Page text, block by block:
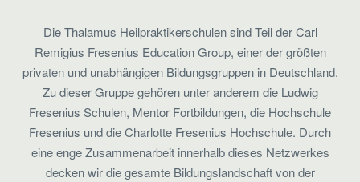
Die Thalamus Heilpraktikerschulen sind Teil der Carl
Remigius Fresenius Education Group, einer der größten
privaten und unabhängigen Bildungsgruppen in Deutschland.
Zu dieser Gruppe gehören unter anderem die Ludwig
Fresenius Schulen, Mentor Fortbildungen, die Hochschule
Fresenius und die Charlotte Fresenius Hochschule. Durch
eine enge Zusammenarbeit innerhalb dieses Netzwerkes
decken wir die gesamte Bildungslandschaft von der